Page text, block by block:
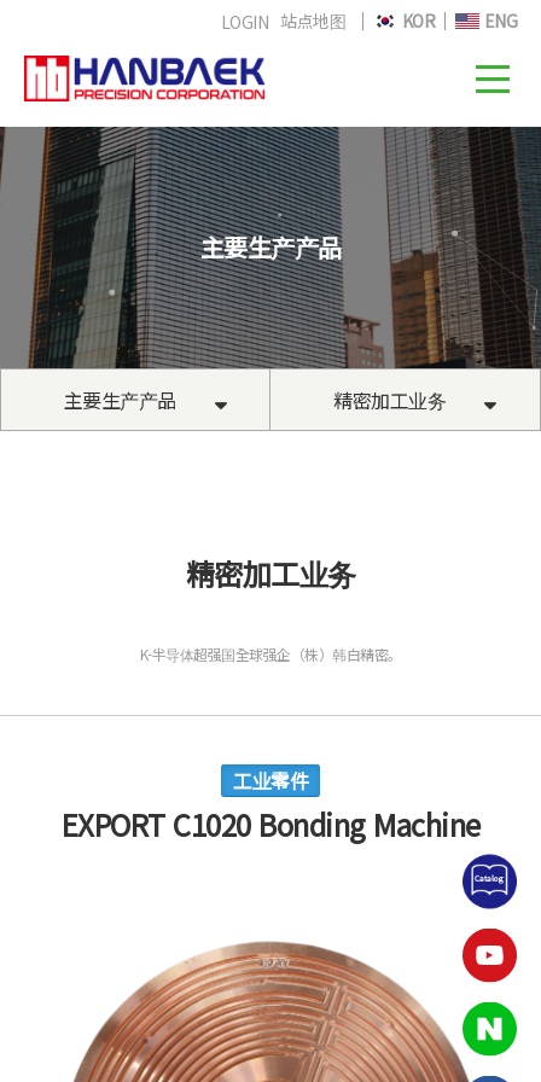
LOGIN 站点地图 KOR ENG
主要生产产品
主要生产产品 精密加工业务
精密加工业务
K-半导体超强国全球强企（株）韩白精密。
工业零件
EXPORT C1020 Bonding Machine